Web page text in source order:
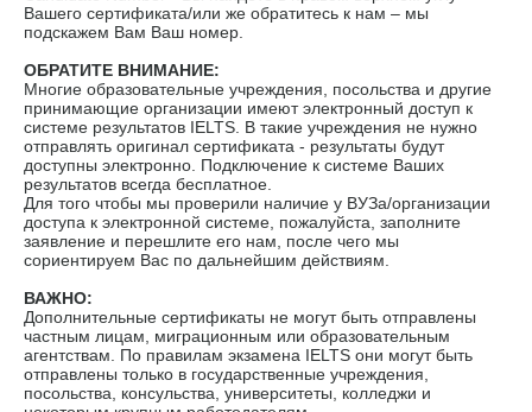
Вашего сертификата/или же обратитесь к нам – мы
подскажем Вам Ваш номер.
ОБРАТИТЕ ВНИМАНИЕ:
Многие образовательные учреждения, посольства и другие
принимающие организации имеют электронный доступ к
системе результатов IELTS. В такие учреждения не нужно
отправлять оригинал сертификата - результаты будут
доступны электронно. Подключение к системе Ваших
результатов всегда бесплатное.
Для того чтобы мы проверили наличие у ВУЗа/организации
доступа к электронной системе, пожалуйста, заполните
заявление и перешлите его нам, после чего мы
сориентируем Вас по дальнейшим действиям.
ВАЖНО:
Дополнительные сертификаты не могут быть отправлены
частным лицам, миграционным или образовательным
агентствам. По правилам экзамена IELTS они могут быть
отправлены только в государственные учреждения,
посольства, консульства, университеты, колледжи и